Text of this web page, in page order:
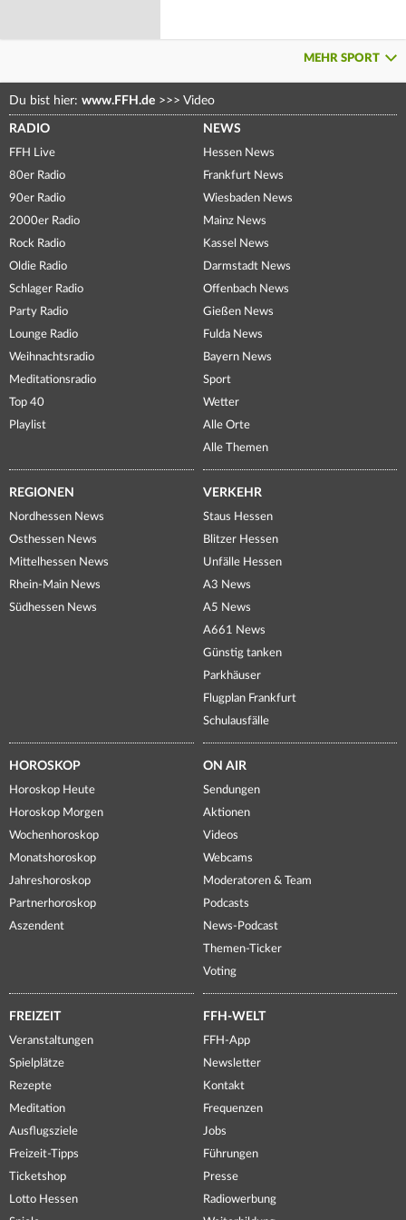
MEHR SPORT
Du bist hier: www.FFH.de >>> Video
RADIO
FFH Live
80er Radio
90er Radio
2000er Radio
Rock Radio
Oldie Radio
Schlager Radio
Party Radio
Lounge Radio
Weihnachtsradio
Meditationsradio
Top 40
Playlist
NEWS
Hessen News
Frankfurt News
Wiesbaden News
Mainz News
Kassel News
Darmstadt News
Offenbach News
Gießen News
Fulda News
Bayern News
Sport
Wetter
Alle Orte
Alle Themen
REGIONEN
Nordhessen News
Osthessen News
Mittelhessen News
Rhein-Main News
Südhessen News
VERKEHR
Staus Hessen
Blitzer Hessen
Unfälle Hessen
A3 News
A5 News
A661 News
Günstig tanken
Parkhäuser
Flugplan Frankfurt
Schulausfälle
HOROSKOP
Horoskop Heute
Horoskop Morgen
Wochenhoroskop
Monatshoroskop
Jahreshoroskop
Partnerhoroskop
Aszendent
ON AIR
Sendungen
Aktionen
Videos
Webcams
Moderatoren & Team
Podcasts
News-Podcast
Themen-Ticker
Voting
FREIZEIT
Veranstaltungen
Spielplätze
Rezepte
Meditation
Ausflugsziele
Freizeit-Tipps
Ticketshop
Lotto Hessen
FFH-WELT
FFH-App
Newsletter
Kontakt
Frequenzen
Jobs
Führungen
Presse
Radiowerbung